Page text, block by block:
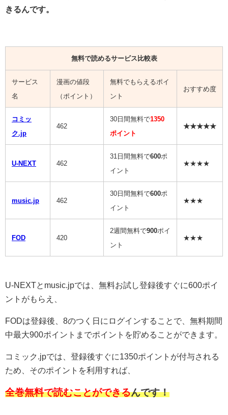
きるんです。
無料で読めるサービス比較表
サービス
名
漫画の値段
（ポイント）
無料でもらえるポイ
ント
おすすめ度
コミッ
ク.jp
462
30日間無料で1350
ポイント
★★★★★
U-NEXT 462
31日間無料で600ポ
イント
★★★★
music.jp 462
30日間無料で600ポ
イント
★★★
FOD 420
2週間無料で900ポイ
ント
★★★
U-NEXTとmusic.jpでは、無料お試し登録後すぐに600ポイ
ントがもらえ、
FODは登録後、8のつく日にログインすることで、無料期間
中最大900ポイントまでポイントを貯めることができます。
コミック.jpでは、登録後すぐに1350ポイントが付与される
ため、そのポイントを利用すれば、
全巻無料で読むことができるんです！